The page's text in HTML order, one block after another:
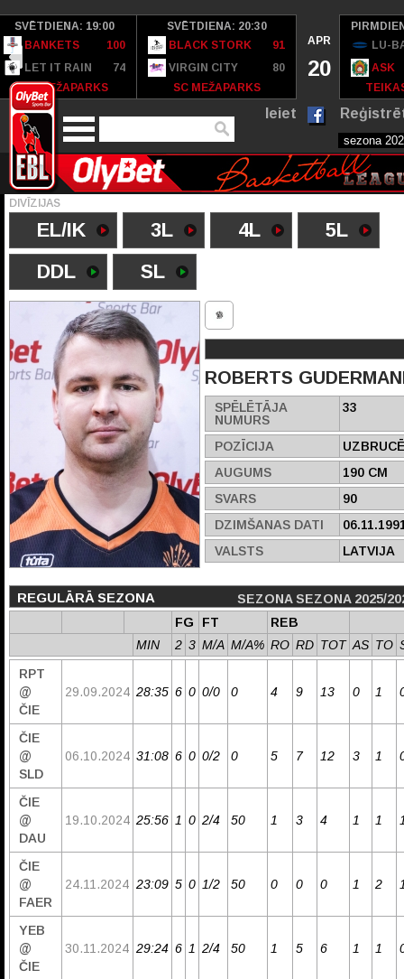
SVĒTDIENA: 19:00
BANKETS
100
LET IT RAIN
74
SC MEŽAPARKS
SVĒTDIENA: 20:30
BLACK STORK
91
VIRGIN CITY
80
SC MEŽAPARKS
APR
20
LU-
ASK
Ieiet
DIVĪZIJAS
EL/IK 3L 4L
5L
DDL
SL
ROBERTS
SPĒLĒTĀJA
NUMURS
33
POZĪCIJA
AUGUMS
190 CM
SVARS
90
DZIMŠANAS DATI
VALSTS
LATVIJA
REGULĀRĀ SEZONA
SEZONA SEZONA 2025/
FG
FT
REB
MIN
2 3 M/A M/A% RO RD TOT AS TO
RPT
@
ČIE
29.09.2024 28:35 6 0 0/0 0 4 9 13 0 1
ČIE
@
SLD
06.10.2024 31:08 6 0 0/2 0 5 7 12 3 1
ČIE
@
DAU
19.10.2024 25:56 1 0 2/4 50 1 3 4 1 1
ČIE
@
FAER
24.11.2024 23:09 5 0 1/2 50 0 0 0 1 2
YEB
@
ČIE
30.11.2024 29:24 6 1 2/4 50 1 5 6 1 1